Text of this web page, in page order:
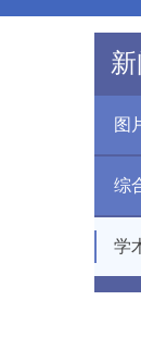
图
综
学